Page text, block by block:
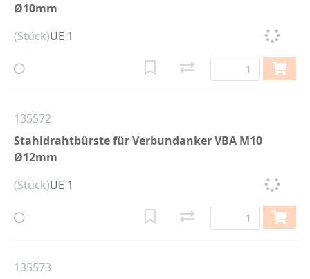
Ø10mm
(Stück)UE 1
135572
Stahldrahtbürste für Verbundanker VBA M10
Ø12mm
(Stück)UE 1
135573